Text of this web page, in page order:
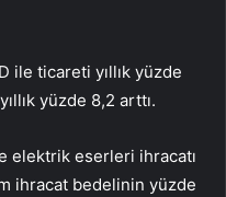
ile ticareti yıllık yüzde
yüzde 8,2 arttı.
elektrik eserleri ihracatı
ihracat bedelinin yüzde